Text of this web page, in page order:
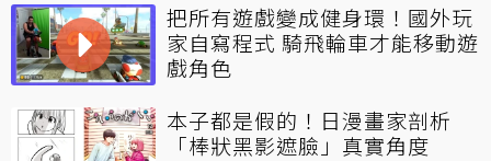
把所有遊戲變成健身環！國外玩
家自寫程式 騎飛輪車才能移動遊
戲角色
本子都是假的！日漫畫家剖析
「棒狀黑影遮臉」真實角度